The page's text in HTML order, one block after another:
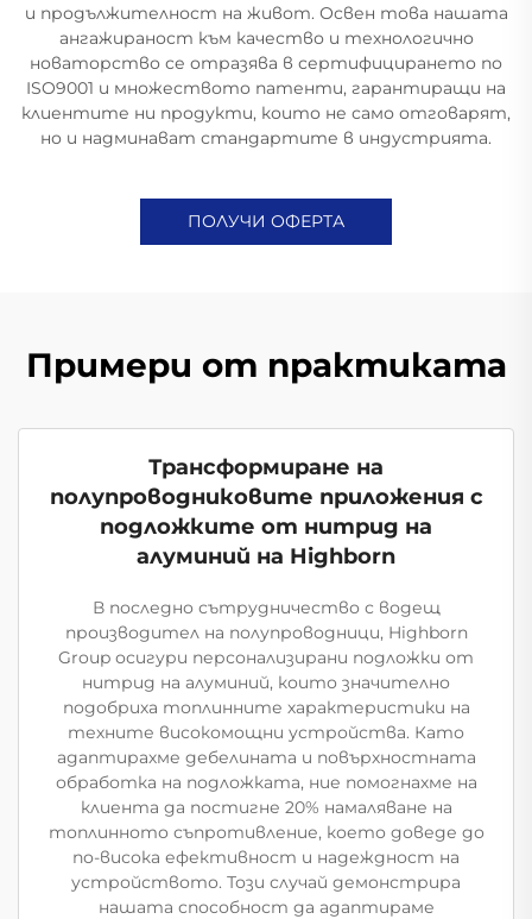
и продължителност на живот. Освен това нашата
ангажираност към качество и технологично
новаторство се отразява в сертифицирането по
ISO9001 и множеството патенти, гарантиращи на
клиентите ни продукти, които не само отговарят,
но и надминават стандартите в индустрията.
ПОЛУЧИ ОФЕРТА
Примери от практиката
Трансформиране на
полупроводниковите приложения с
подложките от нитрид на
алуминий на Highborn
В последно сътрудничество с водещ
производител на полупроводници, Highborn
Group осигури персонализирани подложки от
нитрид на алуминий, които значително
подобриха топлинните характеристики на
техните високомощни устройства. Като
адаптирахме дебелината и повърхностната
обработка на подложката, ние помогнахме на
клиента да постигне 20% намаляване на
топлинното съпротивление, което доведе до
по-висока ефективност и надеждност на
устройството. Този случай демонстрира
нашата способност да адаптираме